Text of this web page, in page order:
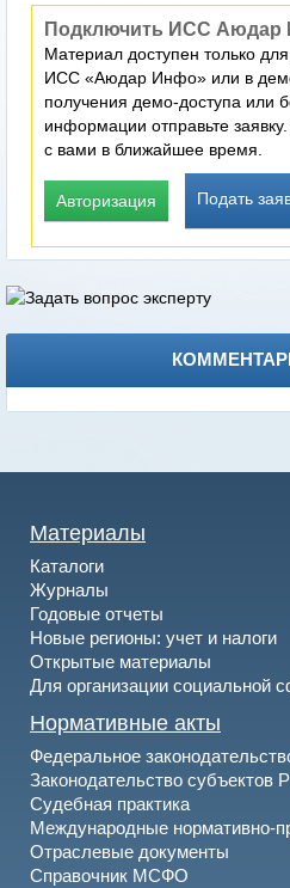
Подключить ИСС Аюдар
Материал доступен только
ИСС «Аюдар Инфо» или в
получения демо-доступа или
информации отправьте
с вами в ближайшее время.
Авторизация Подать
Материалы
Каталоги
Журналы
Годовые отчеты
Новые регионы: учет и налоги
Открытые материалы
Для организации социальной
Нормативные акты
Федеральное
Законодательство субъектов
Судебная практика
Международные нормативно-
Отраслевые документы
Справочник МСФО